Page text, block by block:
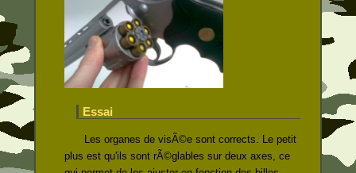
Essai
Les organes de visÃ©e sont corrects. Le petit
plus est qu'ils sont rÃ©glables sur deux axes, ce